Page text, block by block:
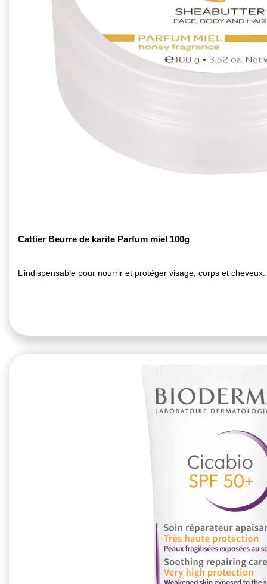
Cattier Beurre de karite Parfum miel 100g
L’indispensable pour nourrir et protéger visage, corps et cheveux.